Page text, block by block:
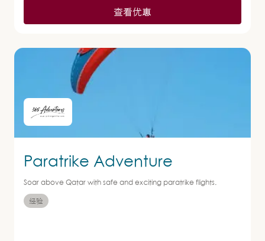
查看优惠
Paratrike Adventure
Soar above Qatar with safe and exciting paratrike flights.
经验